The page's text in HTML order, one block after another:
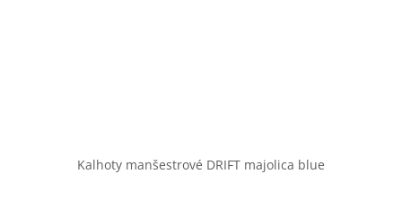
Kalhoty manšestrové DRIFT majolica blue